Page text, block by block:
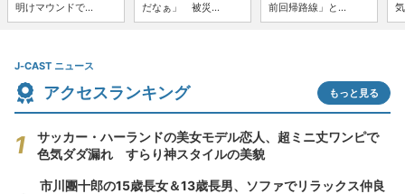
明けマウンドで...
だなぁ」 被災...
前回帰路線」と...
J-CAST ニュース
アクセスランキング もっと見る
サッカー・ハーランドの美女モデル恋人、超ミニ丈ワンピで
色気ダダ漏れ すらり神スタイルの美貌
市川團十郎の15歳長女＆13歳長男、ソファでリラックス仲良